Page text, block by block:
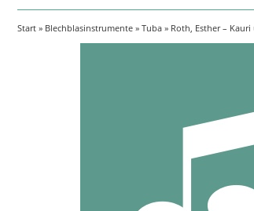
Start » Blechblasinstrumente » Tuba » Roth, Esther –